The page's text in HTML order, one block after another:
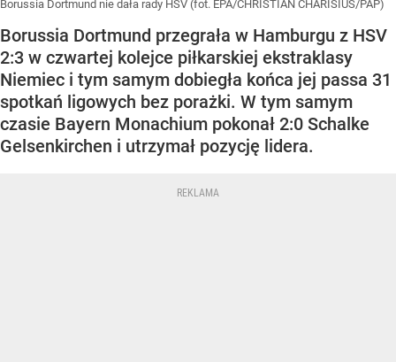
Borussia Dortmund nie dała rady HSV (fot. EPA/CHRISTIAN CHARISIUS/PAP)
Borussia Dortmund przegrała w Hamburgu z HSV
2:3 w czwartej kolejce piłkarskiej ekstraklasy
Niemiec i tym samym dobiegła końca jej passa 31
spotkań ligowych bez porażki. W tym samym
czasie Bayern Monachium pokonał 2:0 Schalke
Gelsenkirchen i utrzymał pozycję lidera.